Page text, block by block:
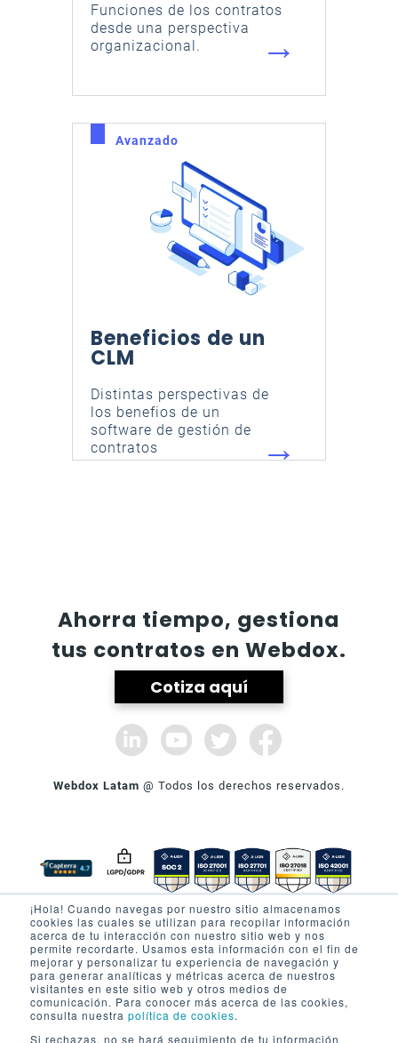
¡Hola! Cuando navegas por nuestro sitio almacenamos
cookies las cuales se utilizan para recopilar información
acerca de tu interacción con nuestro sitio web y nos
permite recordarte. Usamos esta información con el fin de
mejorar y personalizar tu experiencia de navegación y
para generar analíticas y métricas acerca de nuestros
visitantes en este sitio web y otros medios de
comunicación. Para conocer más acerca de las cookies,
consulta nuestra política de cookies.
Si rechazas, no se hará seguimiento de tu información
Funciones de los contratos
desde una perspectiva
organizacional.
→
Avanzado
Beneficios de un
CLM
Distintas perspectivas de
los benefios de un
software de gestión de
contratos
→
Ahorra tiempo, gestiona
tus contratos en Webdox.
Cotiza aquí
Webdox Latam @ Todos los derechos reservados.
SOBRE WEBDOX
Quienes Somos
Nuestros Partners
Prensa
Términos y condiciones
PRODUCTO
Firma electrónica
Seguridad
Privacidad Portal
AYUDA